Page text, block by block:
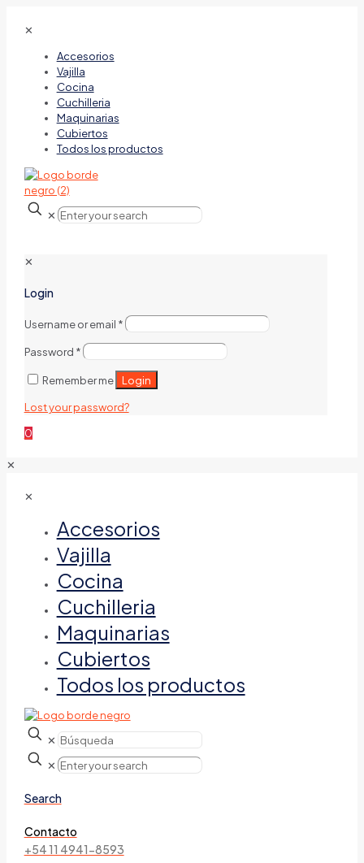
✕
Accesorios
Vajilla
Cocina
Cuchilleria
Maquinarias
Cubiertos
Todos los productos
✕
✕
Login
Username or email *
Password *
Remember me Login
Lost your password?
0
✕
✕
Accesorios
Vajilla
Cocina
Cuchilleria
Maquinarias
Cubiertos
Todos los productos
✕
✕
Search
Contacto
+54 11 4941-8593